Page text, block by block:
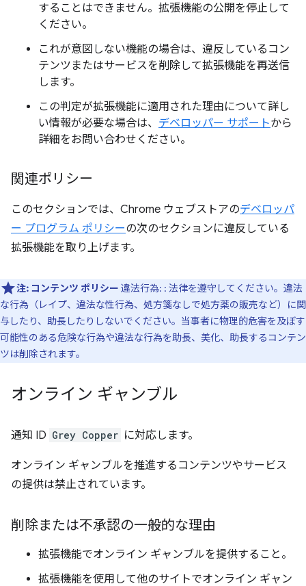
することはできません。拡張機能の公開を停止して
ください。
これが意図しない機能の場合は、違反しているコン
テンツまたはサービスを削除して拡張機能を再送信
します。
この判定が拡張機能に適用された理由について詳し
い情報が必要な場合は、 デベロッパー サポートから
詳細をお問い合わせください。
関連ポリシー
このセクションでは、Chrome ウェブストアのデベロッパ
ー プログラム ポリシーの次のセクションに違反している
拡張機能を取り上げます。
注: コンテンツ ポリシー 違法行為: : 法律を遵守してください。違法
な行為（レイプ、違法な性行為、処方箋なしで処方薬の販売など）に関
与したり、助長したりしないでください。当事者に物理的危害を及ぼす
可能性のある危険な行為や違法な行為を助長、美化、助長するコンテン
ツは削除されます。
オンライン ギャンブル
通知 ID Grey Copper に対応します。
オンライン ギャンブルを推進するコンテンツやサービス
の提供は禁止されています。
削除または不承認の一般的な理由
拡張機能でオンライン ギャンブルを提供すること。
拡張機能を使用して他のサイトでオンライン ギャン